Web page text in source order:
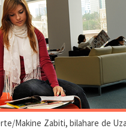
Makine Zabiti, bilahare de